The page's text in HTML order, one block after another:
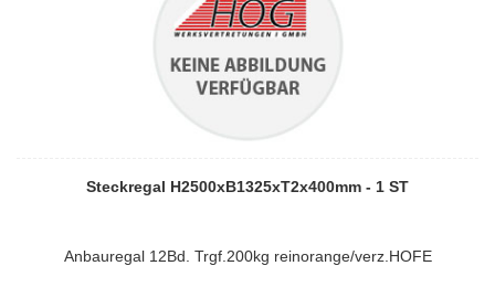
Steckregal H2500xB1325xT2x400mm - 1 ST
Anbauregal 12Bd. Trgf.200kg reinorange/verz.HOFE